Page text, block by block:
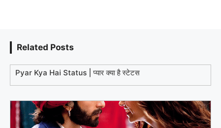
Related Posts
Pyar Kya Hai Status | प्यार क्या है स्टेटस